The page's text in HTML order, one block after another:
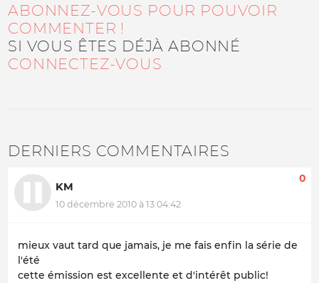
ABONNEZ-VOUS POUR POUVOIR
COMMENTER !
SI VOUS ÊTES DÉJÀ ABONNÉ
CONNECTEZ-VOUS
DERNIERS COMMENTAIRES
KM
10 décembre 2010 à 13:04:42
0
mieux vaut tard que jamais, je me fais enfin la série de
l'été
cette émission est excellente et d'intérêt public!